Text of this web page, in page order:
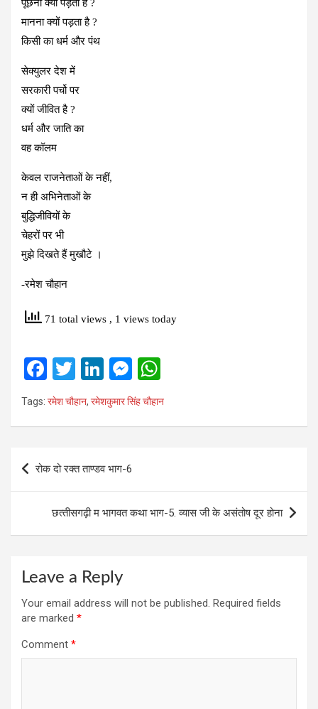
पूछना क्यों पड़ता है ?
मानना क्यों पड़ता है ?
किसी का धर्म और पंथ
सेक्युलर देश में
सरकारी पर्चो पर
क्यों जीवित है ?
धर्म और जाति का
वह कॉलम
केवल राजनेताओं के नहीं,
न ही अभिनेताओं के
बुद्धिजीवियों के
चेहरों पर भी
मुझे दिखते हैं मुखौटे ।
-रमेश चौहान
71 total views , 1 views today
F
a
ce
o
o
k
T
wi
tt
Li
n
ke
n
M
es
se
h
at
p
Tags: रमेश चौहान, रमेशकुमार सिंह चौहान
Post
रोक दो रक्त ताण्डव भाग-6
छत्‍तीसगढ़ी म भागवत कथा भाग-5. व्‍यास जी के असंतोष दूर होना
Leave a Reply
Your email address will not be published. Required fields
are marked *
Comment *